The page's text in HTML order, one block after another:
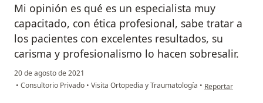
Mi opinión es qué es un especialista muy
capacitado, con ética profesional, sabe tratar a
los pacientes con excelentes resultados, su
carisma y profesionalismo lo hacen sobresalir.
20 de agosto de 2021
• Consultorio Privado • Visita Ortopedia y Traumatología • en opinión del
Reportar